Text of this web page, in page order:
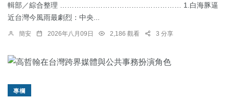
輯部／綜合整理 …………………………………………… 1.白海豚逼
近台灣今風雨最劇烈：中央...
簡安 2026年八月09日 2,186 觀看 3 分享
專欄